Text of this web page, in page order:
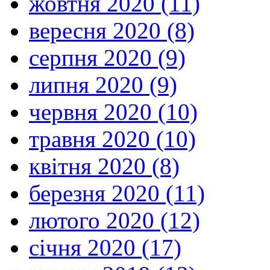
вересня 2020 (8)
серпня 2020 (9)
липня 2020 (9)
червня 2020 (10)
травня 2020 (10)
квітня 2020 (8)
березня 2020 (11)
лютого 2020 (12)
січня 2020 (17)